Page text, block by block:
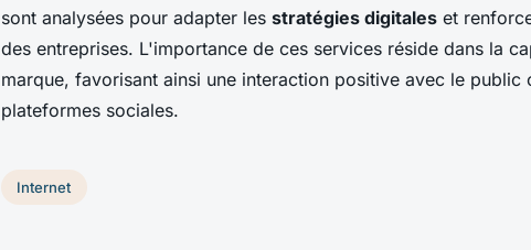
sont analysées pour adapter les stratégies digitales et
des entreprises. L'importance de ces services réside dans la
marque, favorisant ainsi une interaction positive avec le public
plateformes sociales.
Internet